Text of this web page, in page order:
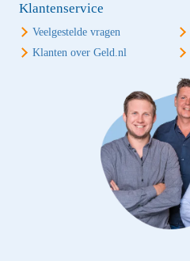
Klantenservice
Veelgestelde vragen
Klanten over Geld.nl